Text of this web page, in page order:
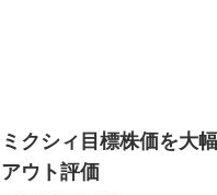
ミクシィ目標株価を大
アウト評価